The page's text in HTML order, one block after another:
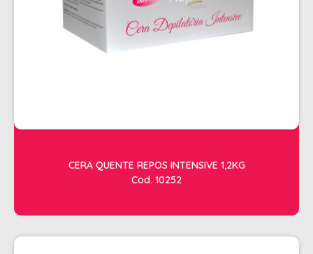
CERA QUENTE REPOS INTENSIVE 1,2KG
Cod. 10252